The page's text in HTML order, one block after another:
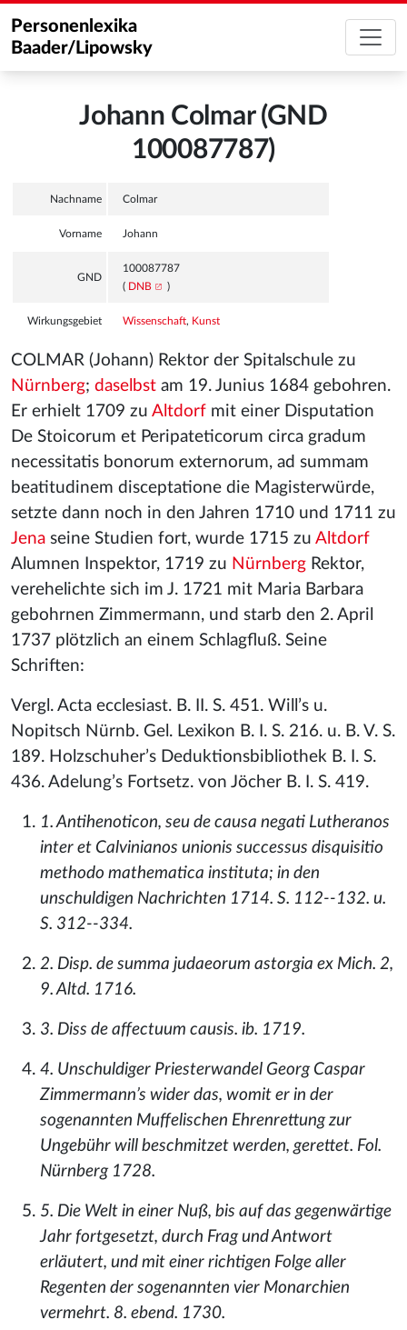
Personenlexika
Baader/Lipowsky
Johann Colmar (GND
100087787)
Nachname Colmar
Vorname Johann
GND
100087787
( DNB )
Wirkungsgebiet Wissenschaft, Kunst
COLMAR (Johann) Rektor der Spitalschule zu
Nürnberg; daselbst am 19. Junius 1684 gebohren.
Er erhielt 1709 zu Altdorf mit einer Disputation
De Stoicorum et Peripateticorum circa gradum
necessitatis bonorum externorum, ad summam
beatitudinem disceptatione die Magisterwürde,
setzte dann noch in den Jahren 1710 und 1711 zu
Jena seine Studien fort, wurde 1715 zu Altdorf
Alumnen Inspektor, 1719 zu Nürnberg Rektor,
verehelichte sich im J. 1721 mit Maria Barbara
gebohrnen Zimmermann, und starb den 2. April
1737 plötzlich an einem Schlagfluß. Seine
Schriften:
Vergl. Acta ecclesiast. B. II. S. 451. Will’s u.
Nopitsch Nürnb. Gel. Lexikon B. I. S. 216. u. B. V. S.
189. Holzschuher’s Deduktionsbibliothek B. I. S.
436. Adelung’s Fortsetz. von Jöcher B. I. S. 419.
1. Antihenoticon, seu de causa negati Lutheranos
inter et Calvinianos unionis successus disquisitio
methodo mathematica instituta; in den
unschuldigen Nachrichten 1714. S. 112--132. u.
S. 312--334.
2. Disp. de summa judaeorum astorgia ex Mich. 2,
9. Altd. 1716.
3. Diss de affectuum causis. ib. 1719.
4. Unschuldiger Priesterwandel Georg Caspar
Zimmermann’s wider das, womit er in der
sogenannten Muffelischen Ehrenrettung zur
Ungebühr will beschmitzet werden, gerettet. Fol.
Nürnberg 1728.
5. Die Welt in einer Nuß, bis auf das gegenwärtige
Jahr fortgesetzt, durch Frag und Antwort
erläutert, und mit einer richtigen Folge aller
Regenten der sogenannten vier Monarchien
vermehrt. 8. ebend. 1730.